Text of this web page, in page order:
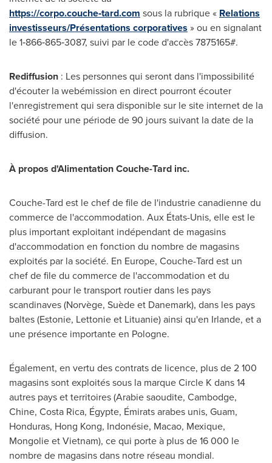
https://corpo.couche‑tard.com sous la rubrique « Relations
investisseurs/Présentations corporatives » ou en signalant
le 1‑866‑865‑3087, suivi par le code d'accès 7875165#.
Rediffusion : Les personnes qui seront dans l'impossibilité
d'écouter la webémission en direct pourront écouter
l'enregistrement qui sera disponible sur le site internet de la
société pour une période de 90 jours suivant la date de la
diffusion.
À propos d'Alimentation Couche-Tard inc.
Couche-Tard est le chef de file de l'industrie canadienne du
commerce de l'accommodation. Aux États-Unis, elle est le
plus important exploitant indépendant de magasins
d'accommodation en fonction du nombre de magasins
exploités par la société. En Europe, Couche-Tard est un
chef de file du commerce de l'accommodation et du
carburant pour le transport routier dans les pays
scandinaves (Norvège, Suède et Danemark), dans les pays
baltes (Estonie, Lettonie et Lituanie) ainsi qu'en Irlande, et a
une présence importante en Pologne.
Également, en vertu des contrats de licence, plus de 2 100
magasins sont exploités sous la marque Circle K dans 14
autres pays et territoires (Arabie saoudite, Cambodge,
Chine, Costa Rica, Égypte, Émirats arabes unis, Guam,
Honduras, Hong Kong, Indonésie, Macao, Mexique,
Mongolie etVietnam), ce qui porte à plus de 16 000 le
nombre de magasins dans notre réseau mondial.